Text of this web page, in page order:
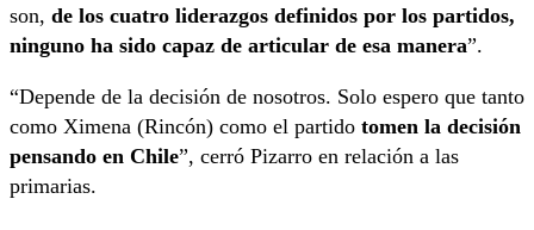
son, de los cuatro liderazgos definidos por los partidos,
ninguno ha sido capaz de articular de esa manera”.
“Depende de la decisión de nosotros. Solo espero que tanto
como Ximena (Rincón) como el partido tomen la decisión
pensando en Chile”, cerró Pizarro en relación a las
primarias.